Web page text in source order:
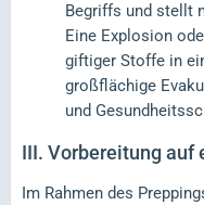
Begriffs und stellt
Eine Explosion
giftiger Stoffe in
großflächige
und
III. Vorbereitung auf
Im Rahmen des